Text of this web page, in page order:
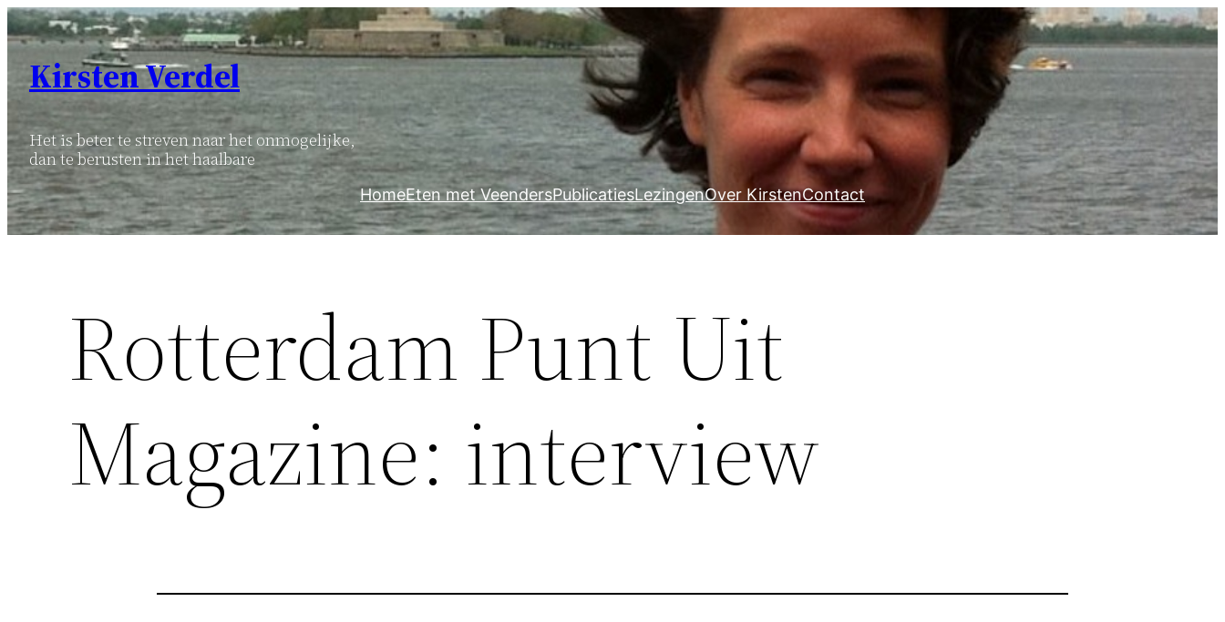
Ga
naar
inhoud
Kirsten Verdel
Het is beter te streven naar het onmogelijke,
dan te berusten in het haalbare
HomeEten met VeendersPublicatiesLezingenOver KirstenContact
Rotterdam Punt Uit
Magazine: interview